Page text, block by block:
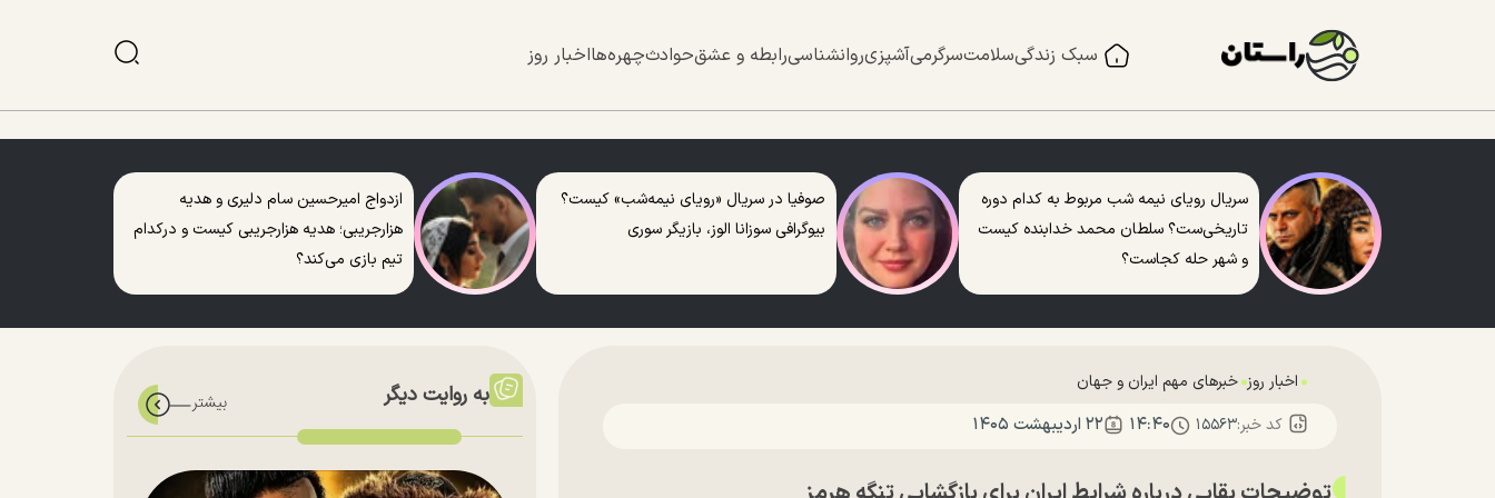
سبک زندگیسلامتسرگرمیآشپزیروانشناسیرابطه و عشقحوادثچهره‌هااخبار روز
سریال رویای نیمه شب مربوط به کدام دوره
تاریخی‌ست؟ سلطان محمد خدابنده کیست
و شهر حله کجاست؟
صوفیا در سریال «رویای نیمه‌شب» کیست؟
بیوگرافی سوزانا الوز، بازیگر سوری
ازدواج امیرحسین سام دلیری و هدیه
هزارجریبی؛ هدیه هزارجریبی کیست و درکدام
تیم بازی می‌کند؟
اخبار روز خبرهای مهم ایران و جهان
کد خبر:۱۵۵۶۳ ۱۴:۴۰ ۲۲ ارديبهشت ۱۴۰۵
به روایت دیگر